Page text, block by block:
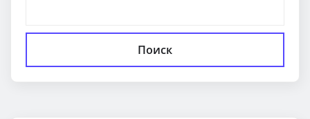
Поиск